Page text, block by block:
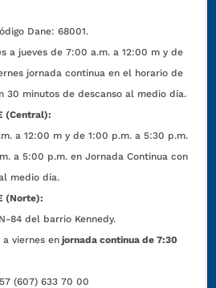
Dane: 68001.
a jueves de 7:00 a.m. a 12:00 m y de
jornada continua en el horario de
30 minutos de descanso al medio día.
(Central):
a 12:00 m y de 1:00 p.m. a 5:30 p.m.
p.m. en Jornada Continua con
medio día.
(Norte):
84 del barrio Kennedy.
viernes en jornada continua de 7:30
(607) 633 70 00